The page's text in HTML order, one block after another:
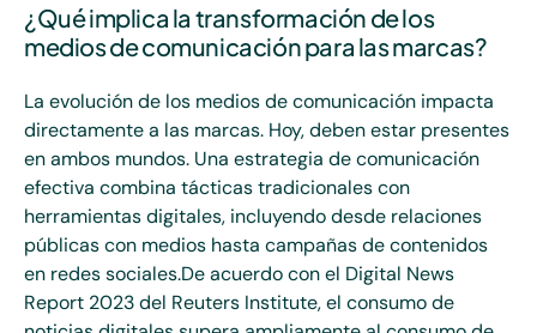
¿Qué implica la transformación de los
medios de comunicación para las marcas?
La evolución de los medios de comunicación impacta
directamente a las marcas. Hoy, deben estar presentes
en ambos mundos. Una estrategia de comunicación
efectiva combina tácticas tradicionales con
herramientas digitales, incluyendo desde relaciones
públicas con medios hasta campañas de contenidos
en redes sociales.De acuerdo con el Digital News
Report 2023 del Reuters Institute, el consumo de